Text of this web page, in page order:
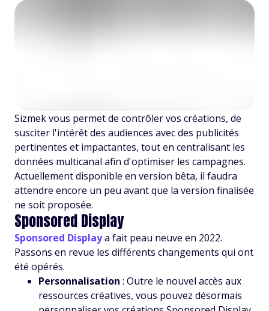
Sizmek vous permet de contrôler vos créations, de
susciter l'intérêt des audiences avec des publicités
pertinentes et impactantes, tout en centralisant les
données multicanal afin d'optimiser les campagnes.
Actuellement disponible en version bêta, il faudra
attendre encore un peu avant que la version finalisée
ne soit proposée.
Sponsored Display
Sponsored Displaya fait peau neuve en 2022.
Passons en revue les différents changements qui ont
été opérés.
Personnalisation : Outre le nouvel accès aux
ressources créatives, vous pouvez désormais